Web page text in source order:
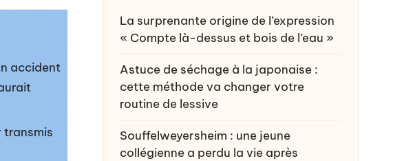
accident
transmis
La surprenante origine de l’expression
« Compte là-dessus et bois de l’eau »
Astuce de séchage à la japonaise :
cette méthode va changer votre
routine de lessive
Souffelweyersheim : une jeune
collégienne a perdu la vie après